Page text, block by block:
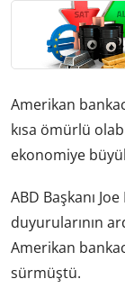
Amerikan
kısa ömürlü
ekonomiye
ABD Başkanı
duyurularının
Amerikan
sürmüştü.